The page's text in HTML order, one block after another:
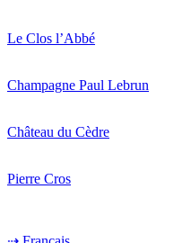
Le Clos l’Abbé
Champagne Paul Lebrun
Château du Cèdre
Pierre Cros